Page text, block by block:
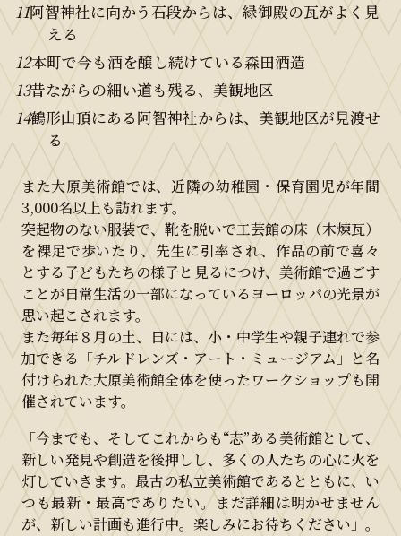
11阿智神社に向かう石段からは、緑御殿の瓦がよく見
える
12本町で今も酒を醸し続けている森田酒造
13昔ながらの細い道も残る、美観地区
14鶴形山頂にある阿智神社からは、美観地区が見渡せ
る
また大原美術館では、近隣の幼稚園・保育園児が年間
3,000名以上も訪れます。
突起物のない服装で、靴を脱いで工芸館の床（木煉瓦）
を裸足で歩いたり、先生に引率され、作品の前で喜々
とする子どもたちの様子と見るにつけ、美術館で過ごす
ことが日常生活の一部になっているヨーロッパの光景が
思い起こされます。
また毎年８月の土、日には、小・中学生や親子連れで参
加できる「チルドレンズ・アート・ミュージアム」と名
付けられた大原美術館全体を使ったワークショップも開
催されています。
「今までも、そしてこれからも“志”ある美術館として、
新しい発見や創造を後押しし、多くの人たちの心に火を
灯していきます。最古の私立美術館であるとともに、い
つも最新・最高でありたい。まだ詳細は明かせません
が、新しい計画も進行中。楽しみにお待ちください」。